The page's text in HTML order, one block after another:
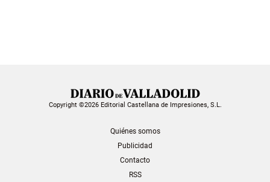
Copyright ©2026 Editorial Castellana de Impresiones, S.L.
Quiénes somos
Publicidad
Contacto
RSS